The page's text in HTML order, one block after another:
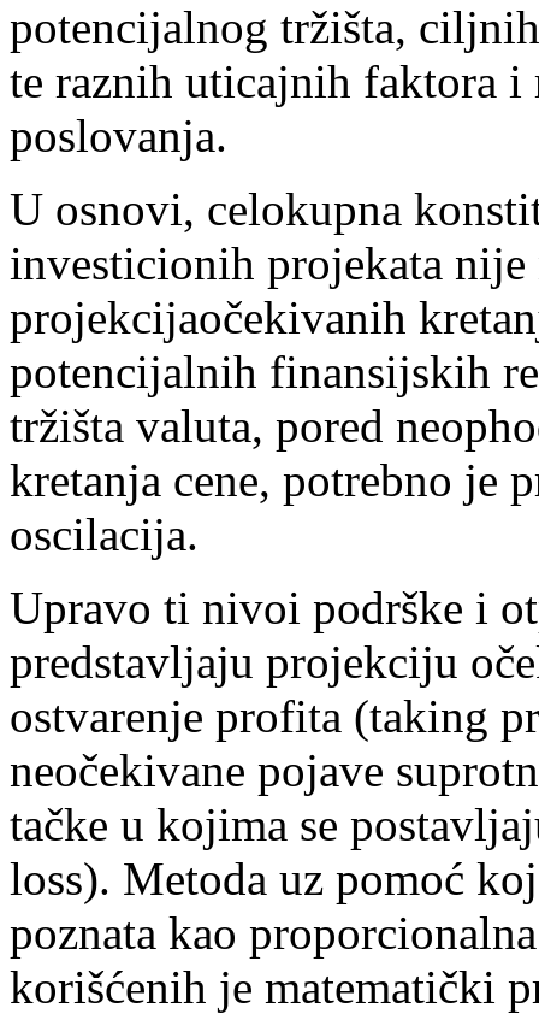
potencijalnog tržišta,
te raznih uticajnih faktora
poslovanja.
U osnovi, celokupna
investicionih projekata nije
projekcijaočekivanih
potencijalnih finansijskih
tržišta valuta, pored
kretanja cene, potrebno je
oscilacija.
Upravo ti nivoi podrške i
predstavljaju projekciju
ostvarenje profita (taking
neočekivane pojave
tačke u kojima se
loss). Metoda uz pomoć
poznata kao
korišćenih je matematički